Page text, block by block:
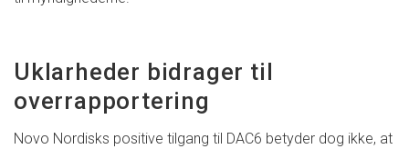
Uklarheder bidrager til
overrapportering
Novo Nordisks positive tilgang til DAC6 betyder dog ikke, at